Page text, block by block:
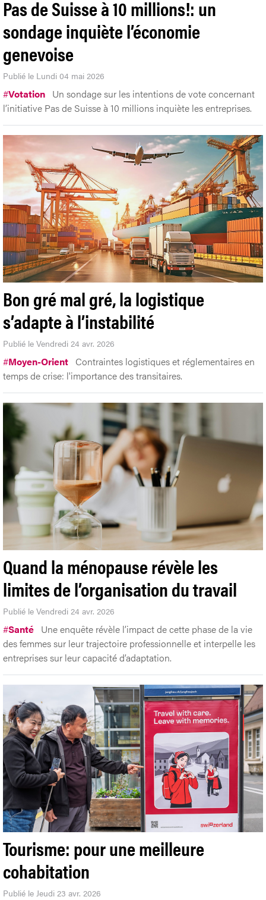
Pas de Suisse à 10 millions!: un
sondage inquiète l’économie
genevoise
Publié le Lundi 04 mai 2026
#Votation Un sondage sur les intentions de vote concernant
l’initiative Pas de Suisse à 10 millions inquiète les entreprises.
Bon gré mal gré, la logistique
s’adapte à l’instabilité
Publié le Vendredi 24 avr. 2026
#Moyen-Orient Contraintes logistiques et réglementaires en
temps de crise: l'importance des transitaires.
Quand la ménopause révèle les
limites de l’organisation du travail
Publié le Vendredi 24 avr. 2026
#Santé Une enquête révèle l’impact de cette phase de la vie
des femmes sur leur trajectoire professionnelle et interpelle les
entreprises sur leur capacité d’adaptation.
Tourisme: pour une meilleure
cohabitation
Publié le Jeudi 23 avr. 2026